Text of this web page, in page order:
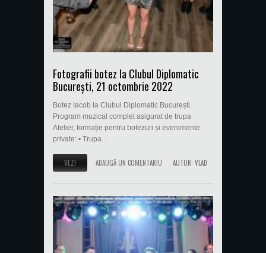
Fotografii botez la Clubul Diplomatic
București, 21 octombrie 2022
Botez Iacob la Clubul Diplomatic București.
Program muzical complet asigurat de trupa
Atelier, formație pentru botezuri și evenimente
private: • Trupa...
VEZI ADAUGĂ UN COMENTARIU AUTOR: VLAD